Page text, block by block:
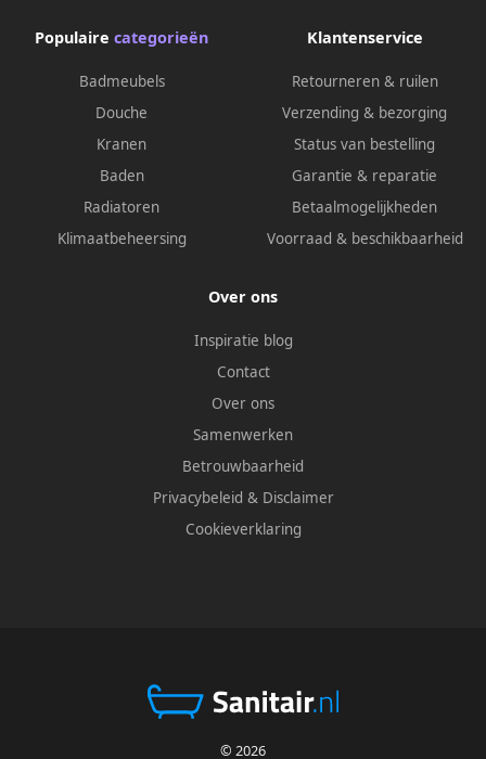
Populaire categorieën
Badmeubels
Douche
Kranen
Baden
Radiatoren
Klimaatbeheersing
Klantenservice
Retourneren & ruilen
Verzending & bezorging
Status van bestelling
Garantie & reparatie
Betaalmogelijkheden
Voorraad & beschikbaarheid
Over ons
Inspiratie blog
Contact
Over ons
Samenwerken
Betrouwbaarheid
Privacybeleid & Disclaimer
Cookieverklaring
© 2026